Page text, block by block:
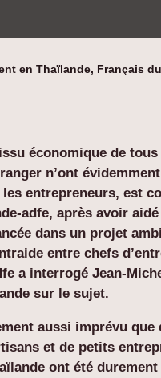
en Thaïlande, Français
économique de
n’ont
entrepreneurs, est
adfe, après avoir
dans un projet
entre chefs
a interrogé Jean-
sur le sujet.
aussi imprévu que
et de petits
ont été